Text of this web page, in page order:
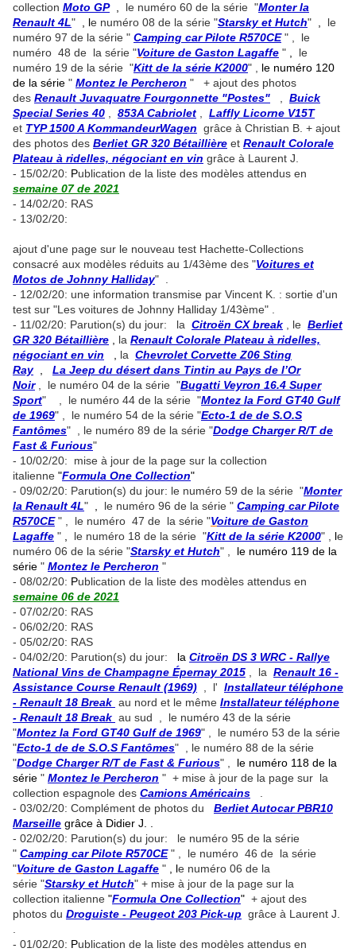
collection Moto GP le numéro 60 de la série "Monter la
Renault 4L" , le numéro 08 de la série "Starsky et Hutch"
le
numéro 97 de la série " Camping car Pilote R570CE" , le
numéro 48 de la série "Voiture de Gaston Lagaffe "
le
numéro 19 de la série "Kitt de la série K2000" , le numéro 120
de la série " Montez le Percheron " + ajout des photos
des Renault Juvaquatre Fourgonnette "Postes"
Buick
Special Series 40
853A Cabriolet
Laffly Licorne V15T
et TYP 1500 A KommandeurWagen grâce à Christian B. + ajout
des photos des Berliet GR 320 Bétaillière et Renault Colorale
Plateau à ridelles, négociant en vin grâce à Laurent J.
- 15/02/20: Publication de la liste des modèles attendus en
semaine 07 de 2021
- 14/02/20: RAS
- 13/02/20:
ajout d'une page sur le nouveau test Hachette-Collections
consacré aux modèles réduits au 1/43ème des "Voitures et
Motos de Johnny Halliday" .
- 12/02/20: une information transmise par Vincent K. : sortie d'un
test sur "Les voitures de Johnny Halliday 1/43ème" .
- 11/02/20: Parution(s) du jour: la Citroën CX break , le Berliet
GR 320 Bétaillière
la Renault Colorale Plateau à ridelles,
négociant en vin
la Chevrolet Corvette Z06 Sting
Ray
La Jeep du désert dans Tintin au Pays de l’Or
Noir, le numéro 04 de la série "Bugatti Veyron 16.4 Super
Sport" , le numéro 44 de la série "Montez la Ford GT40 Gulf
de 1969" , le numéro 54 de la série "Ecto-1 de de S.O.S
Fantômes" , le numéro 89 de la série "Dodge Charger R/T de
Fast & Furious"
- 10/02/20: mise à jour de la page sur la collection
italienne "Formula One Collection"
- 09/02/20: Parution(s) du jour: le numéro 59 de la série "Monter
la Renault 4L" le numéro 96 de la série " Camping car Pilote
R570CE" , le numéro 47 de la série "Voiture de Gaston
Lagaffe " le numéro 18 de la série "Kitt de la série K2000" , le
numéro 06 de la série "Starsky et Hutch" , le numéro 119 de la
série " Montez le Percheron "
- 08/02/20: Publication de la liste des modèles attendus en
semaine 06 de 2021
- 07/02/20: RAS
- 06/02/20: RAS
- 05/02/20: RAS
- 04/02/20: Parution(s) du jour:
la Citroën DS 3 WRC - Rallye
National Vins de Champagne Épernay 2015 , la Renault 16 -
Assistance Course Renault (1969) , l' Installateur téléphone
- Renault 18 Break au nord et le même Installateur téléphone
- Renault 18 Break au sud , le numéro 43 de la série
"Montez la Ford GT40 Gulf de 1969" , le numéro 53 de la série
"Ecto-1 de de S.O.S Fantômes" , le numéro 88 de la série
"Dodge Charger R/T de Fast & Furious" , le numéro 118 de la
série " Montez le Percheron " + mise à jour de la page sur la
collection espagnole des Camions Américains
- 03/02/20: Complément de photos du Berliet Autocar PBR10
Marseille grâce à Didier J. .
- 02/02/20: Parution(s) du jour: le numéro 95 de la série
" Camping car Pilote R570CE" , le numéro 46 de la série
"Voiture de Gaston Lagaffe " , le numéro 06 de la
série "Starsky et Hutch" + mise à jour de la page sur la
collection italienne "Formula One Collection" + ajout des
photos du Droguiste - Peugeot 203 Pick-up grâce à Laurent J.
- 01/02/20: Publication de la liste des modèles attendus en